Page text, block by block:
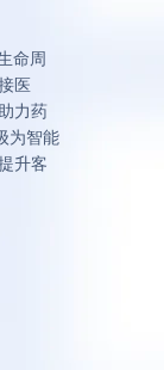
命周
医
力药
为智能
升客